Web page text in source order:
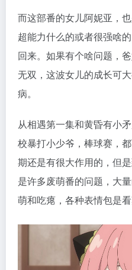
而这部番的女儿阿妮亚，
超能力什么的或者很强啥
回来。如果有个啥问题，
无双，这波女儿的成长可
病。
从相遇第一集和黄昏有小
校暴打小少爷，棒球赛，
期还是有很大作用的，但
是许多废萌番的问题，大
萌和吃瘪，各种表情包是